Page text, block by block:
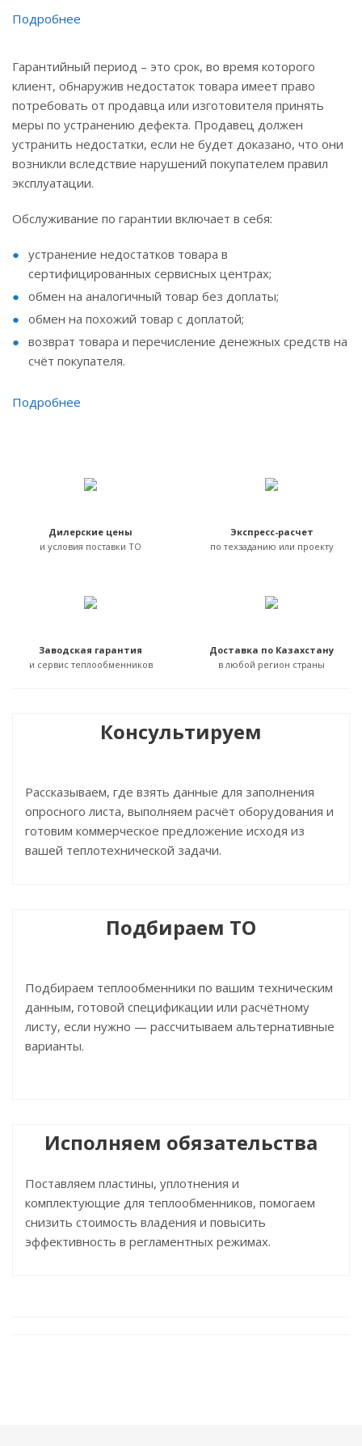
Подробнее
Гарантийный период – это срок, во время которого
клиент, обнаружив недостаток товара имеет право
потребовать от продавца или изготовителя принять
меры по устранению дефекта. Продавец должен
устранить недостатки, если не будет доказано, что они
возникли вследствие нарушений покупателем правил
эксплуатации.
Обслуживание по гарантии включает в себя:
устранение недостатков товара в
сертифицированных сервисных центрах;
обмен на аналогичный товар без доплаты;
обмен на похожий товар с доплатой;
возврат товара и перечисление денежных средств на
счёт покупателя.
Подробнее
Дилерские цены
и условия поставки ТО
Экспресс-расчет
по техзаданию или проекту
Заводская гарантия
и сервис теплообменников
Доставка по Казахстану
в любой регион страны
Консультируем
Рассказываем, где взять данные для заполнения
опросного листа, выполняем расчёт оборудования и
готовим коммерческое предложение исходя из
вашей теплотехнической задачи.
Подбираем ТО
Подбираем теплообменники по вашим техническим
данным, готовой спецификации или расчётному
листу, если нужно — рассчитываем альтернативные
варианты.
Исполняем обязательства
Поставляем пластины, уплотнения и
комплектующие для теплообменников, помогаем
снизить стоимость владения и повысить
эффективность в регламентных режимах.